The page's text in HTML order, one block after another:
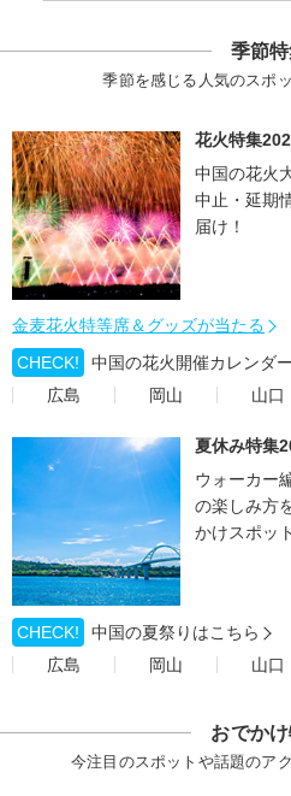
季節
季節を感じる人気のスポ
花火特集
中国の花火
中止・延期
届け！
金麦花火特等席＆グッズが当たる
CHECK!
中国の花火開催カレンダー
広島
岡山 山口
夏休み特集
ウォーカー
の楽しみ方
かけスポッ
CHECK!
中国の夏祭りはこちら
広島
岡山 山口
おでか
今注目のスポットや話題のア